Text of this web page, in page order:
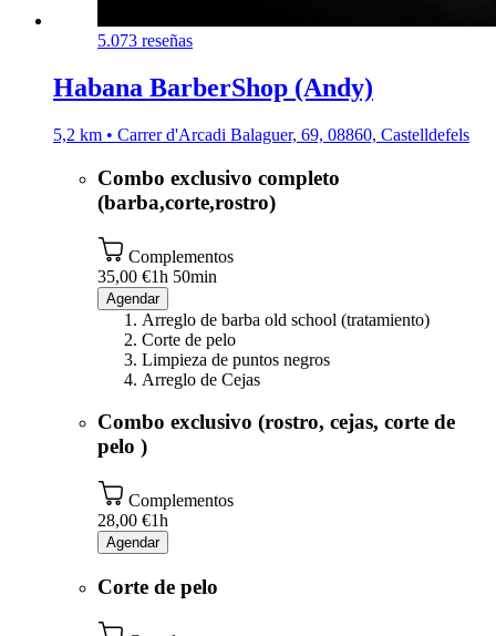
5.073 reseñas
Habana BarberShop (Andy)
5,2 km • Carrer d'Arcadi Balaguer, 69, 08860, Castelldefels
Combo exclusivo completo
(barba,corte,rostro)
Complementos
35,00 €1h 50min
Agendar
Arreglo de barba old school (tratamiento)
Corte de pelo
Limpieza de puntos negros
Arreglo de Cejas
Combo exclusivo (rostro, cejas, corte de
pelo )
Complementos
28,00 €1h
Agendar
Corte de pelo